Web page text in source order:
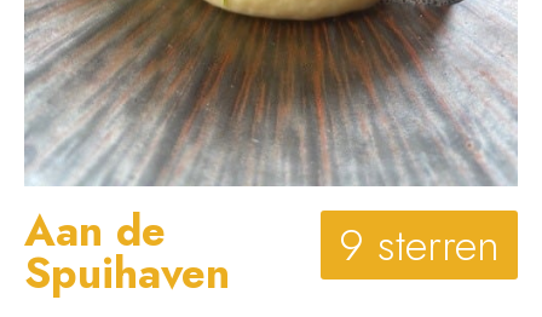
Aan de
Spuihaven 9 sterren